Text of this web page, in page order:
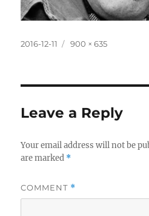
Posted
2016-12-11
Full
900 × 635
Leave a Reply
Your email address will not be
are marked *
COMMENT *